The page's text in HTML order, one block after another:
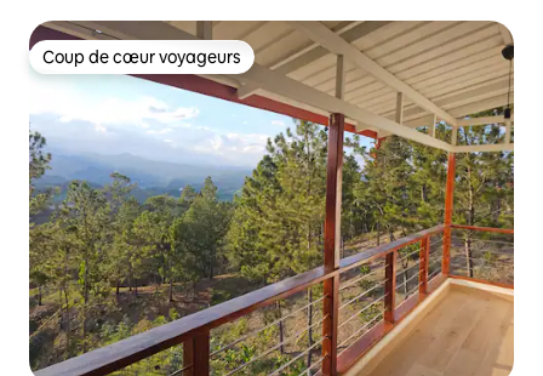
Coup de cœur voyageurs
Coup de cœur voyageurs